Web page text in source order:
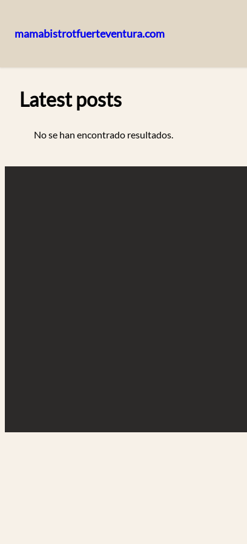
al
mamabistrotfuerteventura.com
Latest posts
No se han encontrado resultados.